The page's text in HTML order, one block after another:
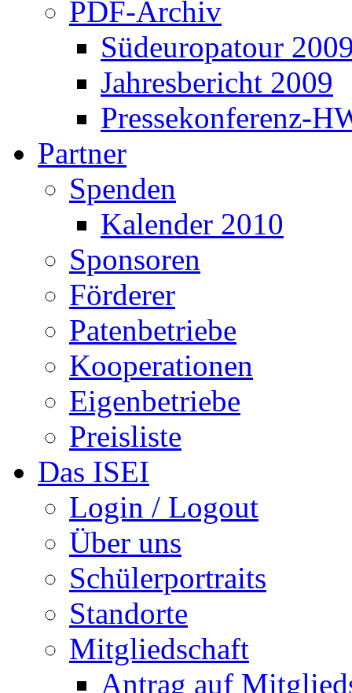
PDF-Archiv
Südeuropatour
Jahresbericht 2009
Pressekonferenz-
Partner
Spenden
Kalender 2010
Sponsoren
Förderer
Patenbetriebe
Kooperationen
Eigenbetriebe
Preisliste
Das ISEI
Login / Logout
Über uns
Schülerportraits
Standorte
Mitgliedschaft
Antrag auf